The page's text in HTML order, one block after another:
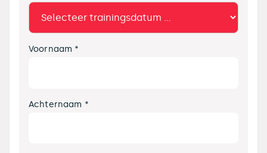
Voornaam *
Achternaam *